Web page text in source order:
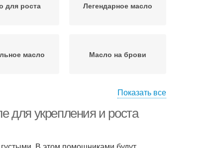
для роста Легендарное масло
масло Масло на брови
Показать все
для укрепления и роста